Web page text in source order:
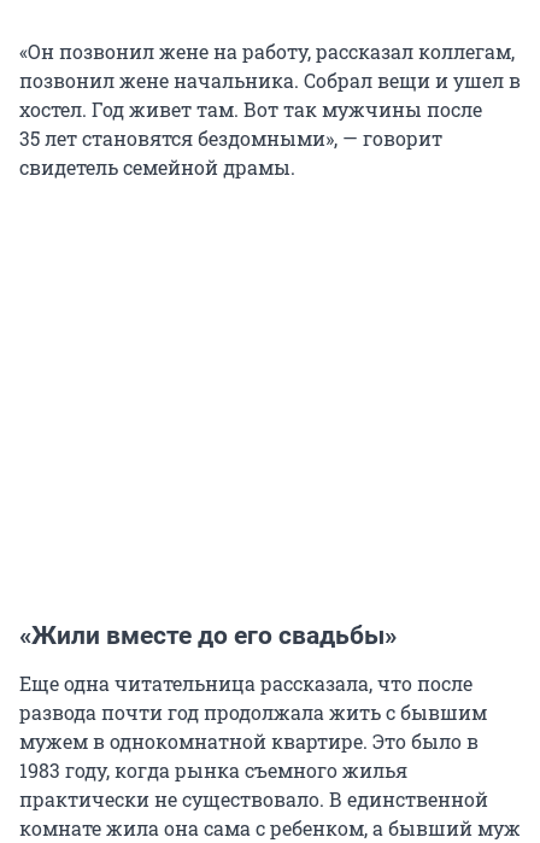
«Он позвонил жене на работу, рассказал коллегам,
позвонил жене начальника. Собрал вещи и ушел в
хостел. Год живет там. Вот так мужчины после
35 летстановятся бездомными», — говорит
свидетель семейной драмы.
«Жили вместе до его свадьбы»
Еще одна читательница рассказала, что после
развода почти год продолжала жить с бывшим
мужем в однокомнатной квартире. Это было в
1983 году, когда рынка съемного жилья
практически не существовало. В единственной
комнате жила она сама с ребенком, а бывший муж